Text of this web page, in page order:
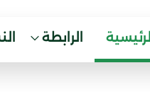
الرئيسية الرابطة